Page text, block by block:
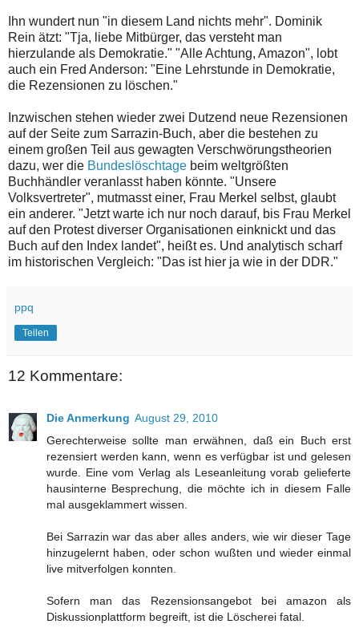
Ihn wundert nun "in diesem Land nichts mehr". Dominik
Rein ätzt: "Tja, liebe Mitbürger, das versteht man
hierzulande als Demokratie." "Alle Achtung, Amazon", lobt
auch ein Fred Anderson: "Eine Lehrstunde in Demokratie,
die Rezensionen zu löschen."
Inzwischen stehen wieder zwei Dutzend neue Rezensionen
auf der Seite zum Sarrazin-Buch, aber die bestehen zu
einem großen Teil aus gewagten Verschwörungstheorien
dazu, wer die Bundeslöschtage beim weltgrößten
Buchhändler veranlasst haben könnte. "Unsere
Volksvertreter", mutmasst einer, Frau Merkel selbst, glaubt
ein anderer. "Jetzt warte ich nur noch darauf, bis Frau Merkel
auf den Protest diverser Organisationen einknickt und das
Buch auf den Index landet", heißt es. Und analytisch scharf
im historischen Vergleich: "Das ist hier ja wie in der DDR."
ppq
Teilen
12 Kommentare:
Die Anmerkung August 29, 2010
Gerechterweise sollte man erwähnen, daß ein Buch erst
rezensiert werden kann, wenn es verfügbar ist und gelesen
wurde. Eine vom Verlag als Leseanleitung vorab gelieferte
hausinterne Besprechung, die möchte ich in diesem Falle
mal ausgeklammert wissen.
Bei Sarrazin war das aber alles anders, wie wir dieser Tage
hinzugelernt haben, oder schon wußten und wieder einmal
live mitverfolgen konnten.
Sofern man das Rezensionsangebot bei amazon als
Diskussionplattform begreift, ist die Löscherei fatal.